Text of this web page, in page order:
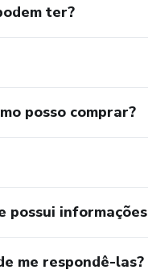
ter?
posso comprar?
possui
me respondê-las?